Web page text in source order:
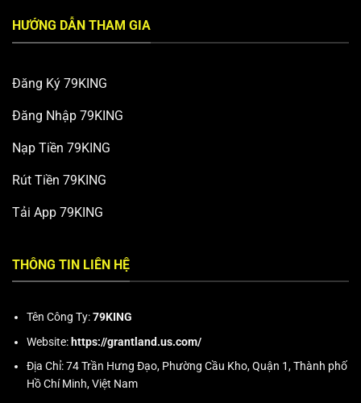
HƯỚNG DẪN THAM GIA
Đăng Ký 79KING
Đăng Nhập 79KING
Nạp Tiền 79KING
Rút Tiền 79KING
Tải App 79KING
THÔNG TIN LIÊN HỆ
Tên Công Ty:79KING
Website: https://grantland.us.com/
Địa Chỉ: 74 Trần Hưng Đạo, Phường Cầu Kho, Quận 1, Thành phố
Hồ Chí Minh, Việt Nam